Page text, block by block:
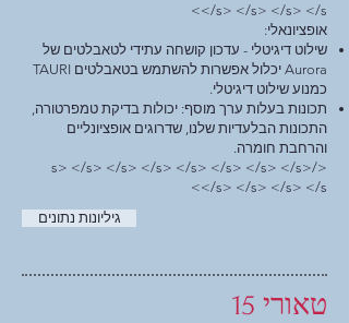
</s> </s> </s> </s>
אופציונאלי:
שילוט דיגיטלי - עדכון קושחה עתידי לטאבלטים של
Aurora יכלול אפשרות להשתמש בטאבלטים TAURI
כמנוע שילוט דיגיטלי.
תכונות בעלות ערך מוסף: יכולות בדיקת טמפרטורה,
התכונות הבלעדיות שלנו, שדרוגים אופציונליים
והרחבת חומרה.
</s> </s> </s> </s> </s> </s> </s> </s>
</s> </s> </s> </s>
גיליונות נתונים
טאורי 15